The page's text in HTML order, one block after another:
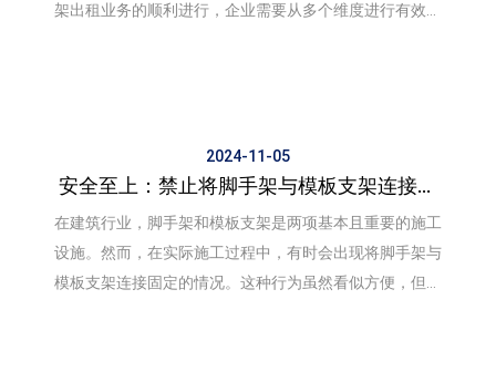
架出租业务的顺利进行，企业需要从多个维度进行有效管
2024-11-05
安全至上：禁止将脚手架与模板支架连接固
在建筑行业，脚手架和模板支架是两项基本且重要的施工
设施。然而，在实际施工过程中，有时会出现将脚手架与
模板支架连接固定的情况。这种行为虽然看似方便，但实